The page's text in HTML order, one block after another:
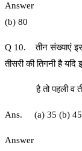
Answer
(b) 80
Q 10. तीन संख्याएं इस
तीसरी की तिगनी है
है तो पहली व
Ans. (a) 35 (b) 45
Answer